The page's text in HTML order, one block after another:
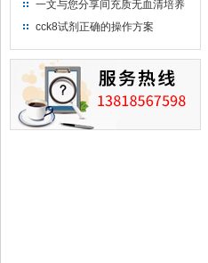
一文与您分享间充质无血清培养
基的选购建议
cck8试剂正确的操作方案